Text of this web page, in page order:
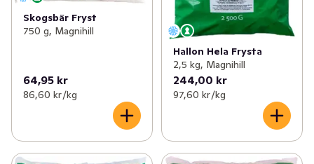
Skogsbär Fryst
750 g, Magnihill
64,95 kr
86,60 kr /kg
Hallon Hela Frysta
2,5 kg, Magnihill
244,00 kr
97,60 kr /kg